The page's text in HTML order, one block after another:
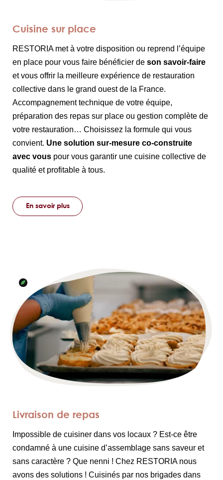
Cuisine sur place
RESTORIA met à votre disposition ou reprend l’équipe
en place pour vous faire bénéficier de son savoir-faire
et vous offrir la meilleure expérience de restauration
collective dans le grand ouest de la France.
Accompagnement technique de votre équipe,
préparation des repas sur place ou gestion complète de
votre restauration… Choisissez la formule qui vous
convient. Une solution sur-mesure co-construite
avec vous pour vous garantir une cuisine collective de
qualité et profitable à tous.
En savoir plus
Livraison de repas
Impossible de cuisiner dans vos locaux ? Est-ce être
condamné à une cuisine d’assemblage sans saveur et
sans caractère ? Que nenni ! Chez RESTORIA nous
avons des solutions ! Cuisinés par nos brigades dans